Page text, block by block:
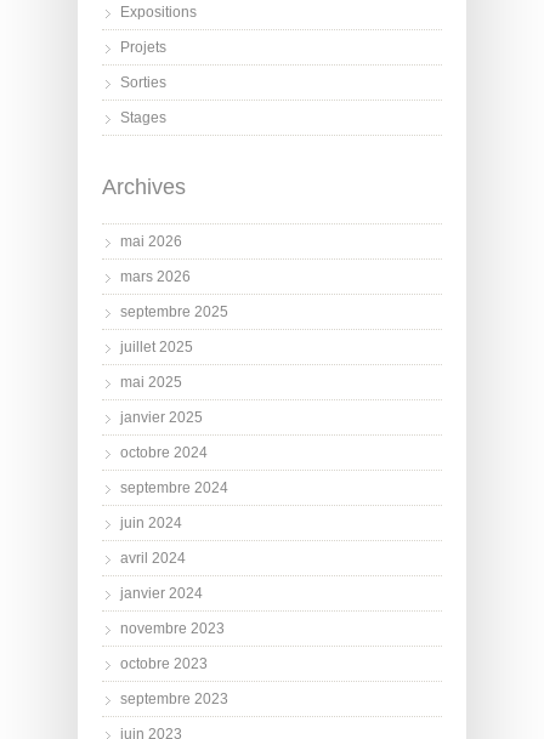
Expositions
Projets
Sorties
Stages
Archives
mai 2026
mars 2026
septembre 2025
juillet 2025
mai 2025
janvier 2025
octobre 2024
septembre 2024
juin 2024
avril 2024
janvier 2024
novembre 2023
octobre 2023
septembre 2023
juin 2023